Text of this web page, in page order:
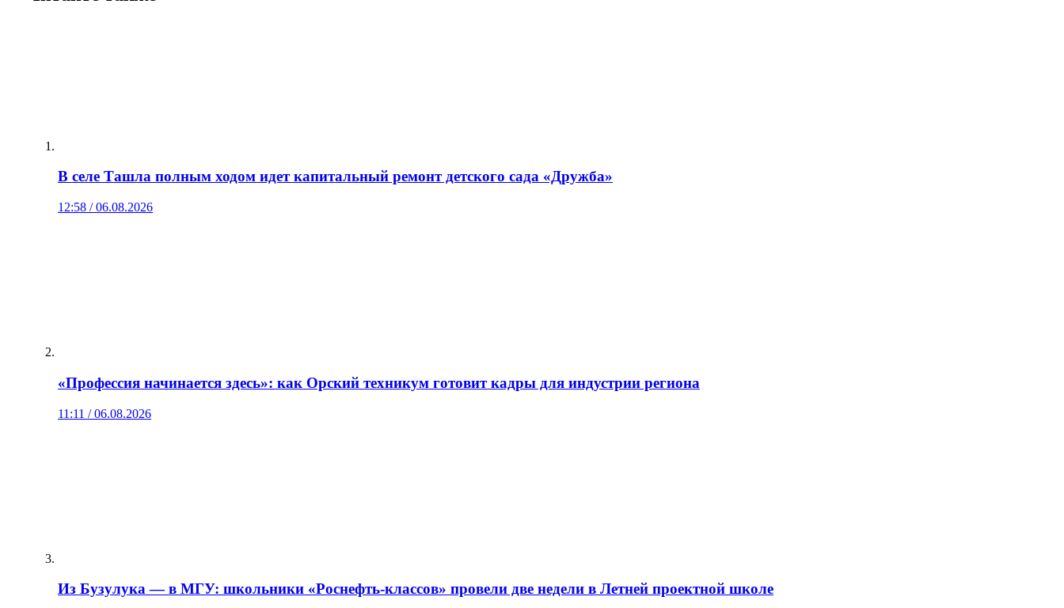
В селе Ташла полным ходом идет капитальный ремонт детского сада «Дружба»
12:58 / 06.08.2026
«Профессия начинается здесь»: как Орский техникум готовит кадры для индустрии региона
11:11 / 06.08.2026
Из Бузулука — в МГУ: школьники «Роснефть-классов» провели две недели в Летней проектной школе